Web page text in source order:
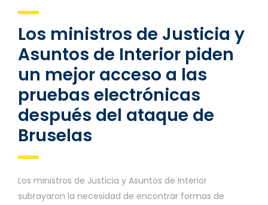
Los ministros de Justicia y
Asuntos de Interior piden
un mejor acceso a las
pruebas electrónicas
después del ataque de
Bruselas
Los ministros de Justicia y Asuntos de Interior
subrayaron la necesidad de encontrar formas de